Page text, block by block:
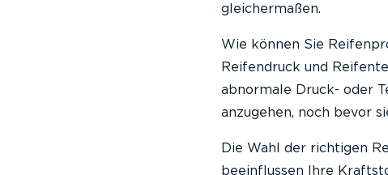
gleichermaßen.
Wie können Sie
Reifendruck und
abnormale Druck- oder
anzugehen, noch bevor
Die Wahl der richtigen
beeinflussen Ihre